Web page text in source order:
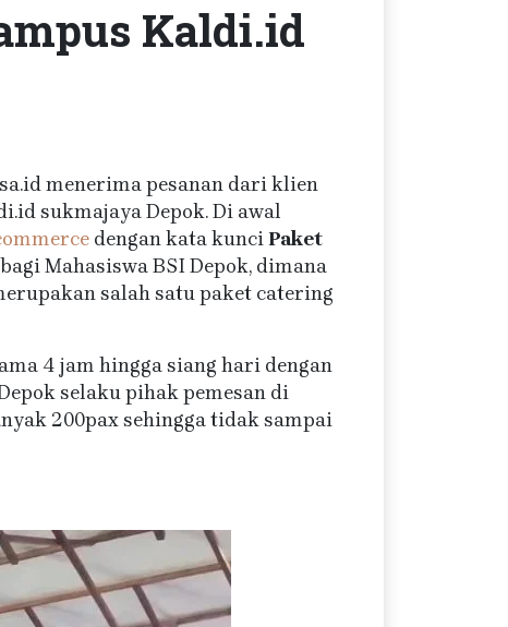
Kaldi.id
menerima pesanan dari klien
sukmajaya Depok. Di awal
dengan kata kunciPaket
Mahasiswa BSI Depok, dimana
salah satu paket catering
4 jam hingga siang hari dengan
selaku pihak pemesan di
200pax sehingga tidak sampai